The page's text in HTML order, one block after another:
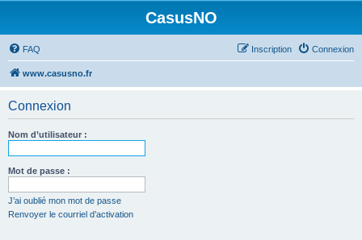
CasusNO
FAQ Connexion
Inscription
www.casusno.fr
Connexion
Nom d’utilisateur :
Mot de passe :
J’ai oublié mon mot de passe
Renvoyer le courriel d’activation